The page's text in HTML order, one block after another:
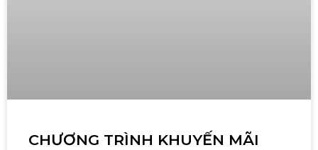
CHƯƠNG TRÌNH KHUYẾN MÃI